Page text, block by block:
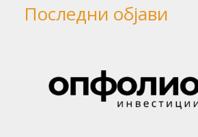
Последни објави